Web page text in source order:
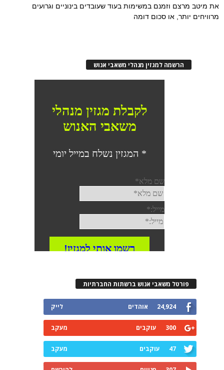
את מיטב מרצם וזמנם במשימות בעוד שעובדים בינוניים וגרועים
מרוויחים יותר, או סכום דומה
הרשמה למגזין מנהלי משאבי אנוש
פורטל משאבי אנוש ברשתות החברתיות
24,924 אוהדים לייק
300 עוקבים מעקב
47 עוקבים מעקב